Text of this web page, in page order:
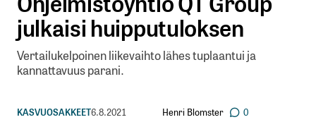
julkaisi huipputuloksen
Vertailukelpoinen liikevaihto lähes tuplaantui ja
kannattavuus parani.
KASVUOSAKKEET6.8.2021 Henri Blomster 0